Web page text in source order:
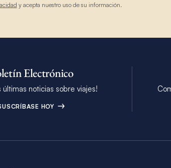
y acepta nuestro uso de su información.
Electrónico
últimas noticias sobre viajes!
HOY